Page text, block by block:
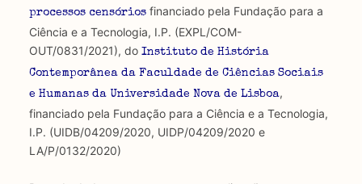
processos censóriosfinanciado pela Fundação para a
Ciência e a Tecnologia, I.P. (EXPL/COM-
OUT/0831/2021), do Instituto de História
Contemporânea da Faculdade de Ciências Sociais
e Humanas da Universidade Nova de Lisboa,
financiado pela Fundação para a Ciência e a Tecnologia,
I.P. (UIDB/04209/2020, UIDP/04209/2020 e
LA/P/0132/2020)